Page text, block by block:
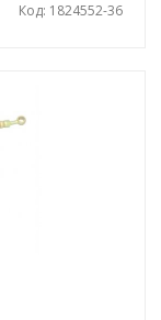
Код: 1824552-36